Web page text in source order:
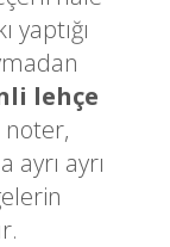
lehçe
noter,
ayrı ayrı